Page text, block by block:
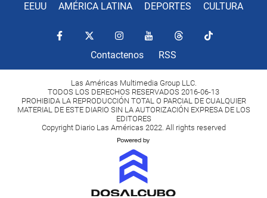
EEUU AMÉRICA LATINA DEPORTES CULTURA
Contactenos RSS
Las Américas Multimedia Group LLC.
TODOS LOS DERECHOS RESERVADOS 2016-06-13
PROHIBIDA LA REPRODUCCIÓN TOTAL O PARCIAL DE CUALQUIER
MATERIAL DE ESTE DIARIO SIN LA AUTORIZACIÓN EXPRESA DE LOS
EDITORES
Copyright Diario Las Américas 2022. All rights reserved